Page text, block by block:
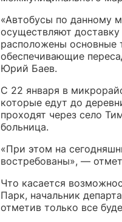
«Автобусы по данному
осуществляют
расположены основные
обеспечивающие
Юрий Баев.
С 22 января в
которые едут до
проходят через село
больница.
«При этом на
востребованы», —
Что касается
Парк, начальник
отметив только все